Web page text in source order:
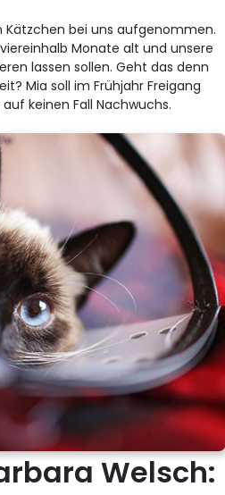
Kätzchen bei uns aufgenommen.
Monate alt und unsere
lassen sollen. Geht das denn
Mia soll im Frühjahr Freigang
keinen Fall Nachwuchs.
Welsch: